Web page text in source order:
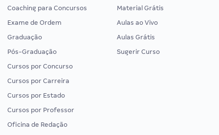
Coaching para Concursos
Exame de Ordem
Graduação
Pós-Graduação
Cursos por Concurso
Cursos por Carreira
Cursos por Estado
Cursos por Professor
Oficina de Redação
Material Grátis
Aulas ao Vivo
Aulas Grátis
Sugerir Curso